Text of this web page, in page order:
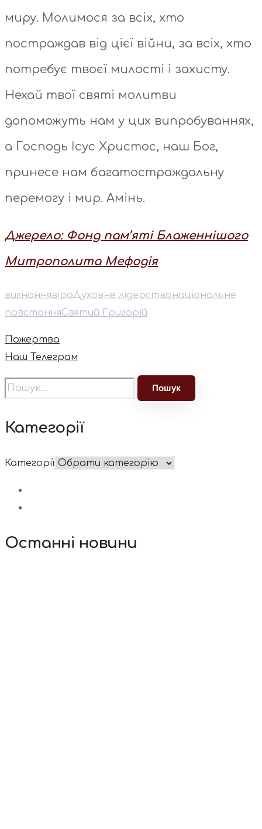
миру. Молимося за всіх, хто
постраждав від цієї війни, за всіх, хто
потребує твоєї милості і захисту.
Нехай твої святі молитви
допоможуть нам у цих випробуваннях,
а Господь Ісус Христос, наш Бог,
принесе нам багатостраждальну
перемогу і мир. Амінь.
Джерело: Фонд пам’яті Блаженнішого
Митрополита Мефодія
вигнаннявіраДуховне лідерствонаціональне
повстанняСвятий Григорій
Пожертва
Наш Телеграм
Категорії
Категорії
Останні новини